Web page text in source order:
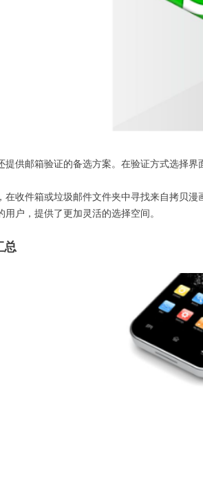
提供邮箱验证的备选方案。在验证方式选择
在收件箱或垃圾邮件文件夹中寻找来自拷贝
户，提供了更加灵活的选择空间。
总